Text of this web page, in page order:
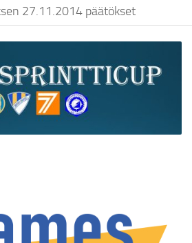
27.11.2014 päätökset